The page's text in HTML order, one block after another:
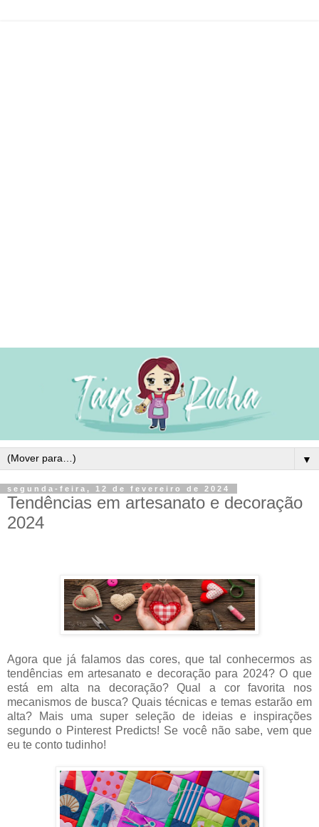
▼
segunda-feira, 12 de fevereiro de 2024
Tendências em artesanato e decoração
2024
Agora que já falamos das cores, que tal conhecermos as
tendências em artesanato e decoração para 2024? O que
está em alta na decoração? Qual a cor favorita nos
mecanismos de busca? Quais técnicas e temas estarão em
alta? Mais uma super seleção de ideias e inspirações
segundo o Pinterest Predicts! Se você não sabe, vem que
eu te conto tudinho!